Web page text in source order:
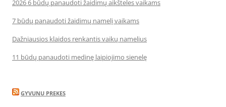
2026 6 būdų panaudoti žaidimų aikšteles vaikams
7 būdų panaudoti žaidimų namelį vaikams
Dažniausios klaidos renkantis vaikų namelius
11 būdų panaudoti medinę laipiojimo sienelę
GYVUNU PREKES